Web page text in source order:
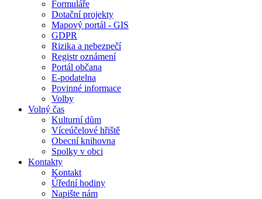
Formuláře
Dotační projekty
Mapový portál - GIS
GDPR
Rizika a nebezpečí
Registr oznámení
Portál občana
E-podatelna
Povinné informace
Volby
Volný čas
Kulturní dům
Víceúčelové hřiště
Obecní knihovna
Spolky v obci
Kontakty
Kontakt
Úřední hodiny
Napište nám